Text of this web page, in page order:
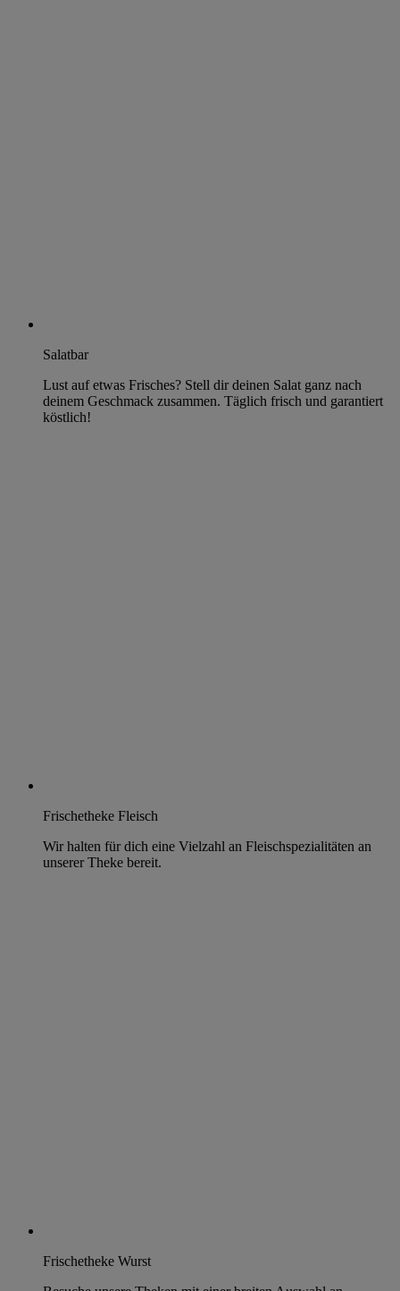
Salatbar
Lust auf etwas Frisches? Stell dir deinen Salat ganz nach
deinem Geschmack zusammen. Täglich frisch und garantiert
köstlich!
Frischetheke Fleisch
Wir halten für dich eine Vielzahl an Fleischspezialitäten an
unserer Theke bereit.
Frischetheke Wurst